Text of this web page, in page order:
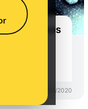
falsos
de
28/02/2020